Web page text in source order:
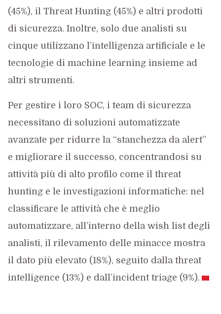
(45%), il Threat Hunting (45%) e altri prodotti
di sicurezza. Inoltre, solo due analisti su
cinque utilizzano l’intelligenza artificiale e le
tecnologie di machine learning insieme ad
altri strumenti.
Per gestire i loro SOC, i team di sicurezza
necessitano di soluzioni automatizzate
avanzate per ridurre la “stanchezza da alert”
e migliorare il successo, concentrandosi su
attività più di alto profilo come il threat
hunting e le investigazioni informatiche: nel
classificare le attività che è meglio
automatizzare, all’interno della wish list degli
analisti, il rilevamento delle minacce mostra
il dato più elevato (18%), seguito dalla threat
intelligence (13%) e dall’incident triage (9%).